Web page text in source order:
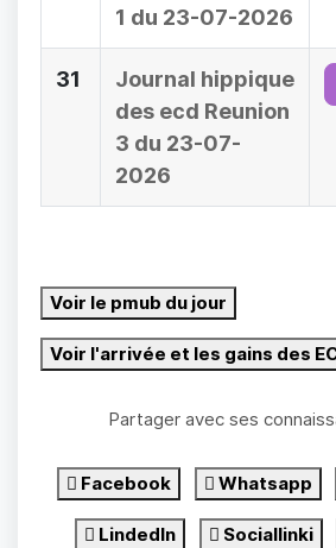
1 du 23-07-2026
31
Journal hippique
des ecd Reunion
3 du 23-07-
2026
Voir le pmub du jour
Voir l'arrivée et les gains des
Partager avec ses
Facebook Whatsapp
LindedIn Sociallinki